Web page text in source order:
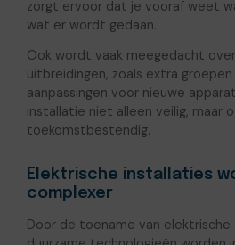
zorgt ervoor dat je vooraf weet
wat er wordt gedaan.
Ook wordt vaak meegedacht
uitbreidingen, zoals extra
aanpassingen voor nieuwe
installatie niet alleen veilig, maar
toekomstbestendig.
Elektrische installaties
complexer
Door de toename van elektrische